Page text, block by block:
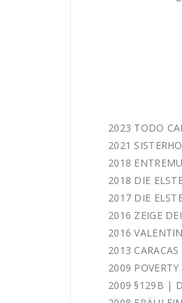
2023 TODO
2021
2018
2018 DIE
2017 DIE
2016 ZEIGE
2016
2013
2009
2009 §129B |